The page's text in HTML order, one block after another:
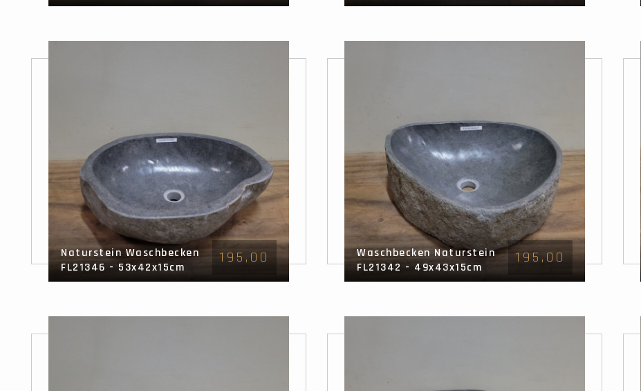
Naturstein Waschbecken
FL21346 - 53x42x15cm
195,00
Waschbecken Naturstein
FL21342 - 49x43x15cm
195,00